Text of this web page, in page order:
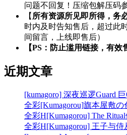
问题不回复！压缩包解压码
【 所有资源所见即所得，务
时内及时告知售后，超过此
间留言，上线即售后）
【PS：防止滥用链接，有效
近期文章
[kumagoro] 深夜巡逻Guard
全彩[Kumagorou]旗本屋敷の
全彩H[Kumagorou] The
全彩H[Kumagorou] 王子与侍